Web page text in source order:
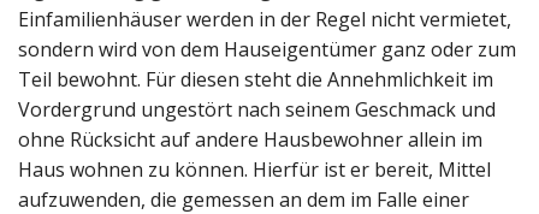
Einfamilienhäuser werden in der Regel nicht vermietet,
sondern wird von dem Hauseigentümer ganz oder zum
Teil bewohnt. Für diesen steht die Annehmlichkeit im
Vordergrund ungestört nach seinem Geschmack und
ohne Rücksicht auf andere Hausbewohner allein im
Haus wohnen zu können. Hierfür ist er bereit, Mittel
aufzuwenden, die gemessen an dem im Falle einer